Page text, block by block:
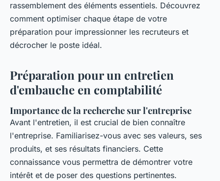
Noémie•3 juillet 2024 •3 min de lecture
rassemblement des éléments essentiels. Découvrez
comment optimiser chaque étape de votre
préparation pour impressionner les recruteurs et
décrocher le poste idéal.
Préparation pour un entretien
d'embauche en comptabilité
Importance de la recherche sur l'entreprise
Avant l'entretien, il est crucial de bien connaître
l'entreprise. Familiarisez-vous avec ses valeurs, ses
produits, et ses résultats financiers. Cette
connaissance vous permettra de démontrer votre
intérêt et de poser des questions pertinentes.